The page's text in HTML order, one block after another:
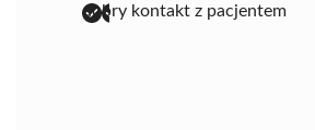
dobry kontakt z pacjentem